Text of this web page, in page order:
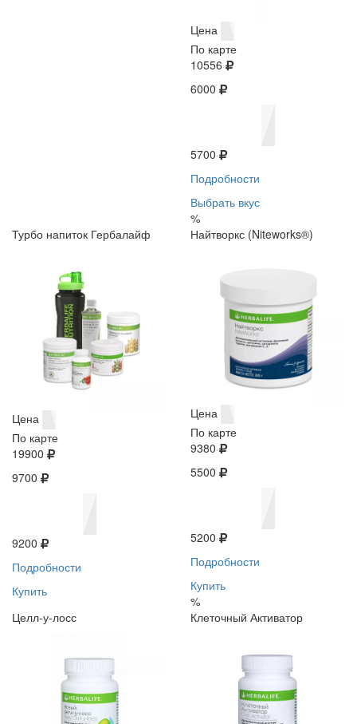
Цена
По карте
10556
6000
5700
Подробности
Выбрать вкус
%
Турбо напиток Гербалайф
Цена
По карте
19900
9700
9200
Подробности
Купить
Найтворкс (Niteworks®)
Цена
По карте
9380
5500
5200
Подробности
Купить
%
Целл-у-лосс
Клеточный Активатор